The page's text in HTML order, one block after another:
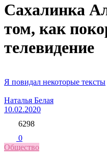
Сахалинка
том, как
телевидение
Я повидал некоторые тексты
Наталья Белая
10.02.2020
6298
0
Общество